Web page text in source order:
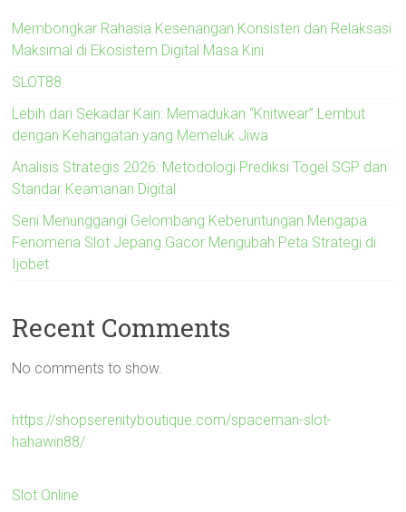
Membongkar Rahasia Kesenangan Konsisten dan Relaksasi
Maksimal di Ekosistem Digital Masa Kini
SLOT88
Lebih dari Sekadar Kain: Memadukan “Knitwear” Lembut
dengan Kehangatan yang Memeluk Jiwa
Analisis Strategis 2026: Metodologi Prediksi Togel SGP dan
Standar Keamanan Digital
Seni Menunggangi Gelombang Keberuntungan Mengapa
Fenomena Slot Jepang Gacor Mengubah Peta Strategi di
Ijobet
Recent Comments
No comments to show.
https://shopserenityboutique.com/spaceman-slot-
hahawin88/
Slot Online